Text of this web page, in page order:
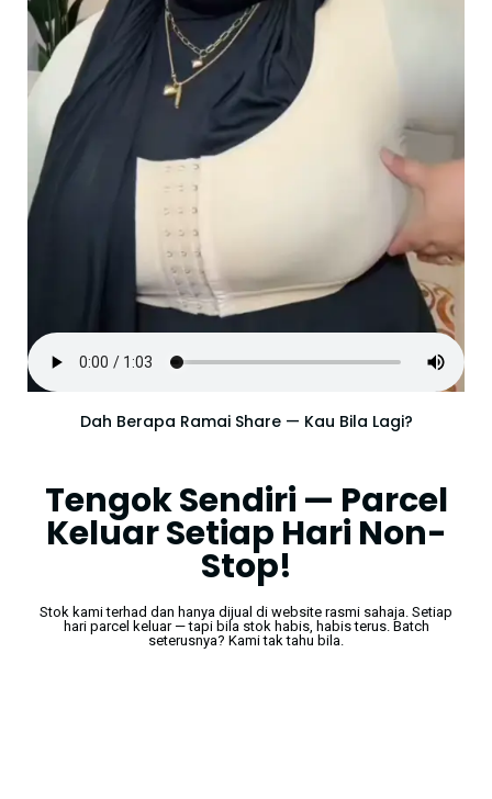
Dah Berapa Ramai Share — Kau Bila Lagi?
Tengok Sendiri — Parcel
Keluar Setiap Hari Non-
Stop!
Stok kami terhad dan hanya dijual di website rasmi sahaja. Setiap
hari parcel keluar — tapi bila stok habis, habis terus. Batch
seterusnya? Kami tak tahu bila.